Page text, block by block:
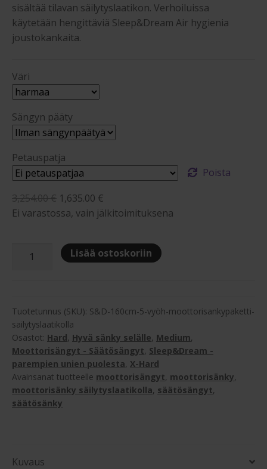
sisältää tilavan säilytyslaatikon. Verhoiluissa
käytetään hengittäviä Sleep&Dream Air hygienia
joustokankaita.
Väri
Sängyn pääty
Petauspatja
Poista
3,254.00€ Alkuperäinen
hinta
3,254.00 €.
1,635.00 €
hinta
1,635.00 €.
Ei varastossa, vain jälkitoimituksena
Sleep&Dream
vyöhyke
moottorisänkypaketti
säilytyslaatikolla
määrä
Lisää ostoskoriin
Tuotetunnus (SKU): S&D-160cm-5-vyöh-moottorisankypaketti-
sailytyslaatikolla
Osastot: Hard, Hyvä sänky selälle, Medium,
Moottorisängyt - Säätösängyt, Sleep&Dream -
parempien unien puolesta, X-Hard
Avainsanat tuotteelle moottorisängyt, moottorisänky,
moottorisänky säilytyslaatikolla, säätösängyt,
säätösänky
Kuvaus